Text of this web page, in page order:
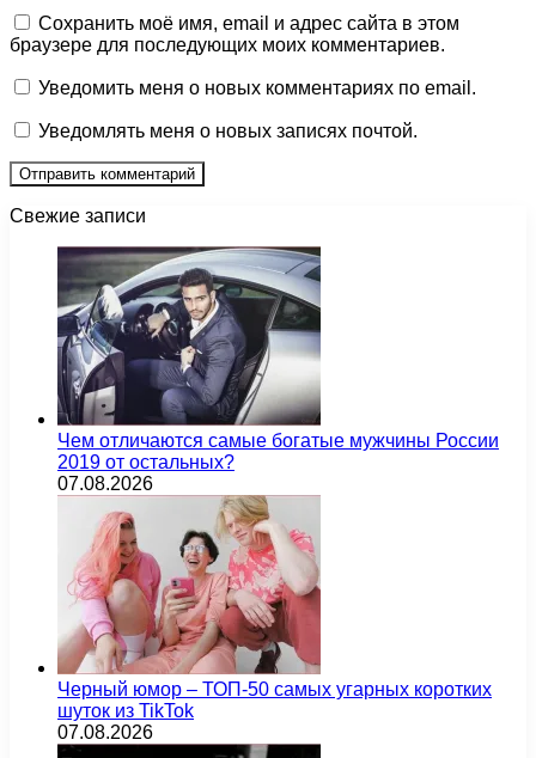
Сохранить моё имя, email и адрес сайта в этом
браузере для последующих моих комментариев.
Уведомить меня о новых комментариях по email.
Уведомлять меня о новых записях почтой.
Свежие записи
Чем отличаются самые богатые мужчины России
2019 от остальных?
07.08.2026
Черный юмор – ТОП-50 самых угарных коротких
шуток из TikTok
07.08.2026